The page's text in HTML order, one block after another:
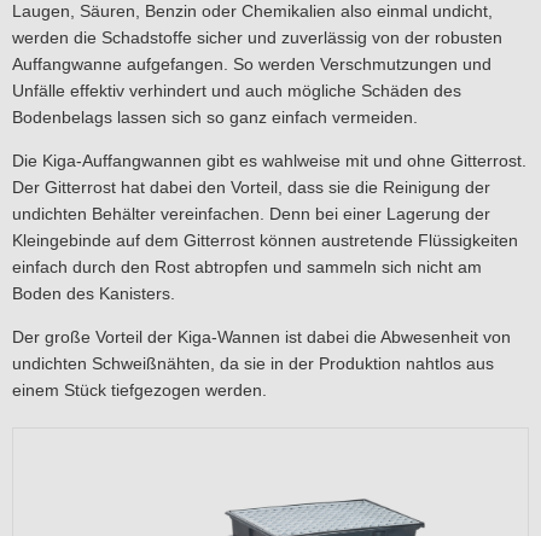
Laugen, Säuren, Benzin oder Chemikalien also einmal undicht,
werden die Schadstoffe sicher und zuverlässig von der robusten
Auffangwanne aufgefangen. So werden Verschmutzungen und
Unfälle effektiv verhindert und auch mögliche Schäden des
Bodenbelags lassen sich so ganz einfach vermeiden.
Die Kiga-Auffangwannen gibt es wahlweise mit und ohne Gitterrost.
Der Gitterrost hat dabei den Vorteil, dass sie die Reinigung der
undichten Behälter vereinfachen. Denn bei einer Lagerung der
Kleingebinde auf dem Gitterrost können austretende Flüssigkeiten
einfach durch den Rost abtropfen und sammeln sich nicht am
Boden des Kanisters.
Der große Vorteil der Kiga-Wannen ist dabei die Abwesenheit von
undichten Schweißnähten, da sie in der Produktion nahtlos aus
einem Stück tiefgezogen werden.